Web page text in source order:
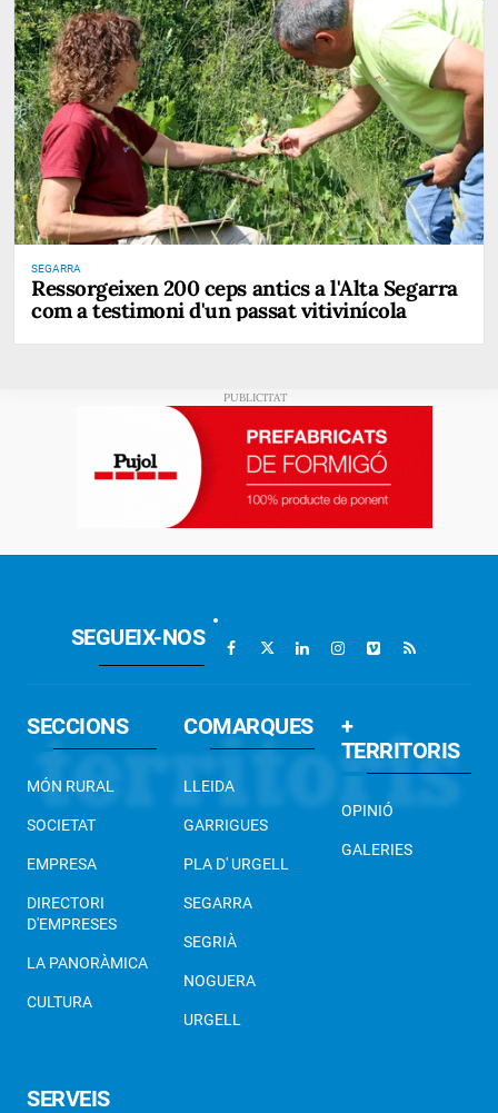
SEGARRA
Ressorgeixen 200 ceps antics a l'Alta Segarra
com a testimoni d'un passat vitivinícola
SEGUEIX-NOS
SECCIONS
MÓN RURAL
SOCIETAT
EMPRESA
DIRECTORI
D'EMPRESES
LA PANORÀMICA
CULTURA
COMARQUES
LLEIDA
GARRIGUES
PLA D' URGELL
SEGARRA
SEGRIÀ
NOGUERA
URGELL
+
TERRITORIS
OPINIÓ
GALERIES
SERVEIS